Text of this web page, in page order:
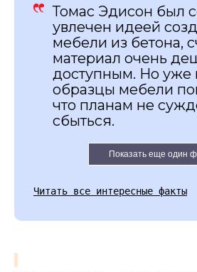
Томас Эдисон был
увлечен идеей
мебели из бетона,
материал очень
доступным. Но уже
образцы мебели
что планам не
сбыться.
Показать еще один
Читать все интересные факты